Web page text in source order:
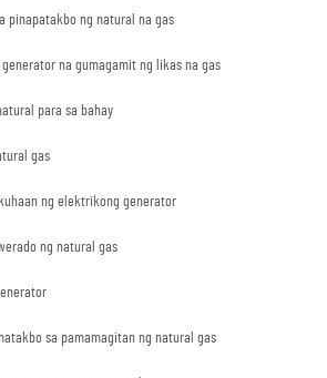
pinapatakbo ng natural na gas
na gumagamit ng likas na gas
para sa bahay
gas
ng elektrikong generator
ng natural gas
sa pamamagitan ng natural gas